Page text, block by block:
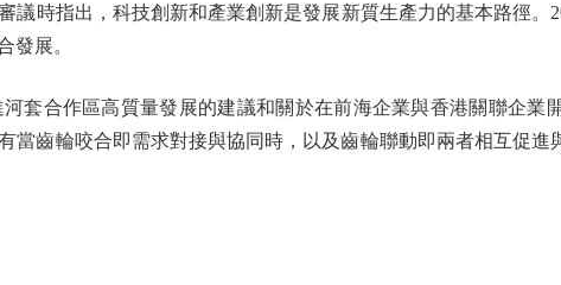
時指出，科技創新和產業創新是發展新質生產力的基本路徑。
發展。
合作區高質量發展的建議和關於在前海企業與香港關聯企業
當齒輪咬合即需求對接與協同時，以及齒輪聯動即兩者相互促進